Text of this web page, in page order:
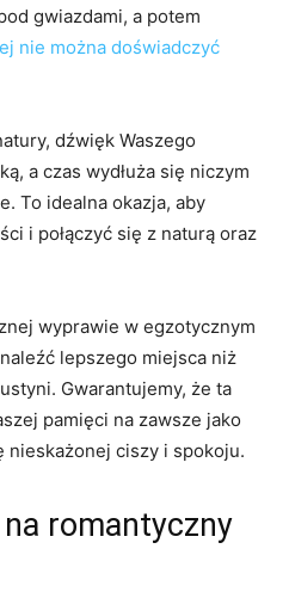
gwiazdami, a potem
nie można doświadczyć
dźwięk⁤ Waszego
a czas​ wydłuża się niczym
To idealna okazja, aby
i połączyć się z naturą oraz
wyprawie w‌ egzotycznym
⁢lepszego miejsca niż
⁤Gwarantujemy, że ta
pamięci ⁣na⁤ zawsze jako
nieskażonej ciszy i spokoju.
romantyczny⁢